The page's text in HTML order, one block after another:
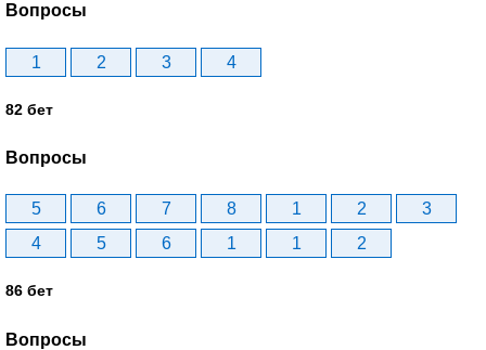
Вопросы
1 2 3 4
82 бет
Вопросы
5 6 7 8 1 2
3
4
5 6 1 1 2
86 бет
Вопросы